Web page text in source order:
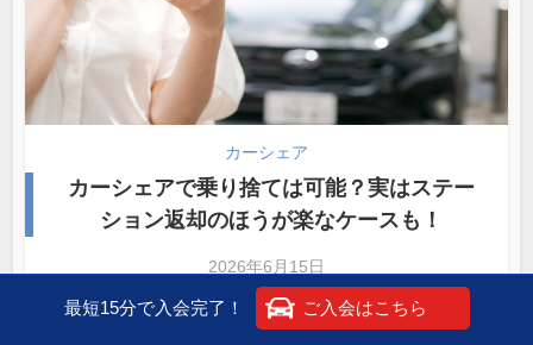
カーシェア
カーシェアで乗り捨ては可能？実はステー
ション返却のほうが楽なケースも！
2026年6月15日
最短15分で入会完了！ ご入会はこちら